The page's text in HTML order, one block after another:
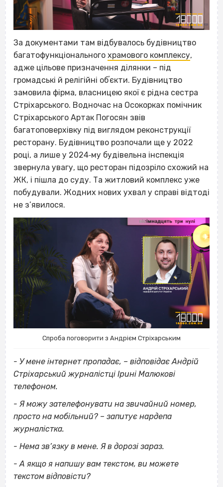
За документами там відбувалось будівництво
багатофункціонального храмового комплексу,
адже цільове призначення ділянки – під
громадські й релігійні обʼєкти. Будівництво
замовила фірма, власницею якої є рідна сестра
Стріхарського. Водночас на Осокорках помічник
Стріхарського Артак Погосян звів
багатоповерхівку під виглядом реконструкції
ресторану. Будівництво розпочали ще у 2022
році, а лише у 2024‐му будівельна інспекція
звернула увагу, що ресторан підозріло схожий на
ЖК, і пішла до суду. Та житловий комплекс уже
побудували. Жодних нових ухвал у справі відтоді
не з’явилося.
Спроба поговорити з Андрієм Стріхарським
- У мене інтернет пропадає, – відповідає Андрій
Стріхарський журналістці Ірині Малюкові
телефоном.
- Я можу зателефонувати на звичайний номер,
просто на мобільний? – запитує нардепа
журналістка.
- Нема зв’язку в мене. Я в дорозі зараз.
- А якщо я напишу вам текстом, ви можете
текстом відповісти?